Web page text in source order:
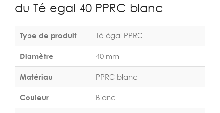
du Té egal 40 PPRC blanc
Type de produit Té égal PPRC
Diamètre 40 mm
Matériau PPRC blanc
Couleur Blanc